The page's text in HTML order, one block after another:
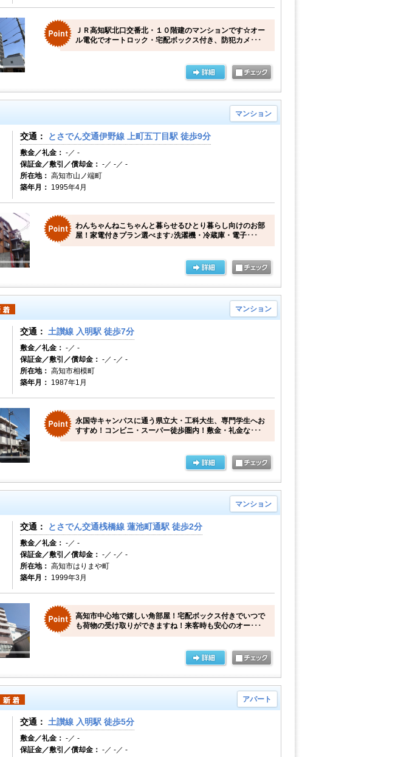
ＪＲ高知駅北口交番北・１０階建のマンションです☆オー
ル電化でオートロック・宅配ボックス付き、防犯カメ･･･
マンション
交通： とさでん交通伊野線 上町五丁目駅 徒歩9分
敷金／礼金： -／ -
保証金／敷引／償却金： -／ -／ -
所在地： 高知市山ノ端町
築年月： 1995年4月
わんちゃんねこちゃんと暮らせるひとり暮らし向けのお部
屋！家電付きプラン選べます♪洗濯機・冷蔵庫・電子･･･
マンション
交通： 土讃線 入明駅 徒歩7分
敷金／礼金： -／ -
保証金／敷引／償却金： -／ -／ -
所在地： 高知市相模町
築年月： 1987年1月
永国寺キャンパスに通う県立大・工科大生、専門学生へお
すすめ！コンビニ・スーパー徒歩圏内！敷金・礼金な･･･
マンション
交通： とさでん交通桟橋線 蓮池町通駅 徒歩2分
敷金／礼金： -／ -
保証金／敷引／償却金： -／ -／ -
所在地： 高知市はりまや町
築年月： 1999年3月
高知市中心地で嬉しい角部屋！宅配ボックス付きでいつで
も荷物の受け取りができますね！来客時も安心のオー･･･
アパート
交通： 土讃線 入明駅 徒歩5分
敷金／礼金： -／ -
保証金／敷引／償却金： -／ -／ -